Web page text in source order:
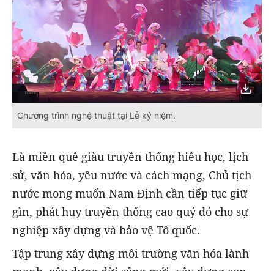
Chương trình nghệ thuật tại Lễ kỷ niệm.
Là miền quê giàu truyền thống hiếu học, lịch
sử, văn hóa, yêu nước và cách mạng, Chủ tịch
nước mong muốn Nam Định cần tiếp tục giữ
gìn, phát huy truyền thống cao quý đó cho sự
nghiệp xây dựng và bảo vệ Tổ quốc.
Tập trung xây dựng môi trường văn hóa lành